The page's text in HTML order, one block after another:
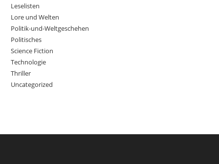
Leselisten
Lore und Welten
Politik-und-Weltgeschehen
Politisches
Science Fiction
Technologie
Thriller
Uncategorized